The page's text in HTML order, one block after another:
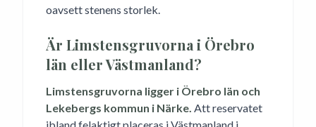
oavsett stenens storlek.
Är Limstensgruvorna i Örebro
län eller Västmanland?
Limstensgruvorna ligger i Örebro län och
Lekebergs kommun i Närke. Att reservatet